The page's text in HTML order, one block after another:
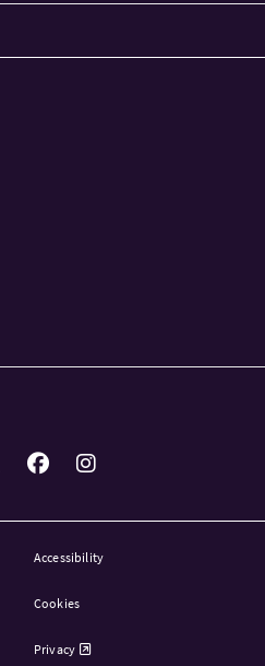
Accessibility
Cookies
Privacy